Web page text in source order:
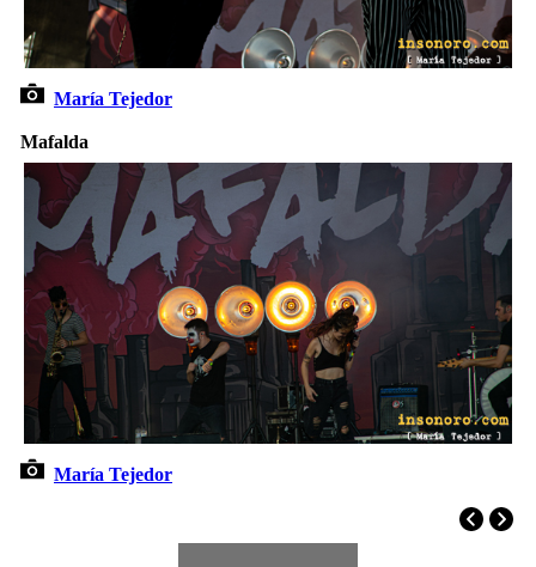
María Tejedor
Mafalda
María Tejedor